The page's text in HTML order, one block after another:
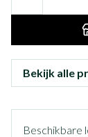
Bekijk alle
Beschikbare